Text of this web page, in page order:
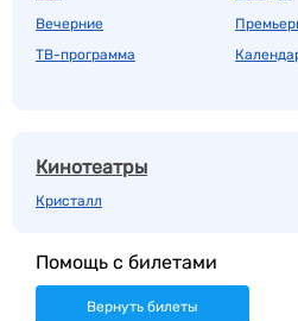
Вечерние
ТВ-программа
Кинотеатры
Кристалл
Помощь с билетами
Вернуть билеты